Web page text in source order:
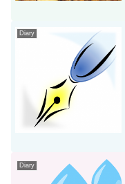
Diary
Diary